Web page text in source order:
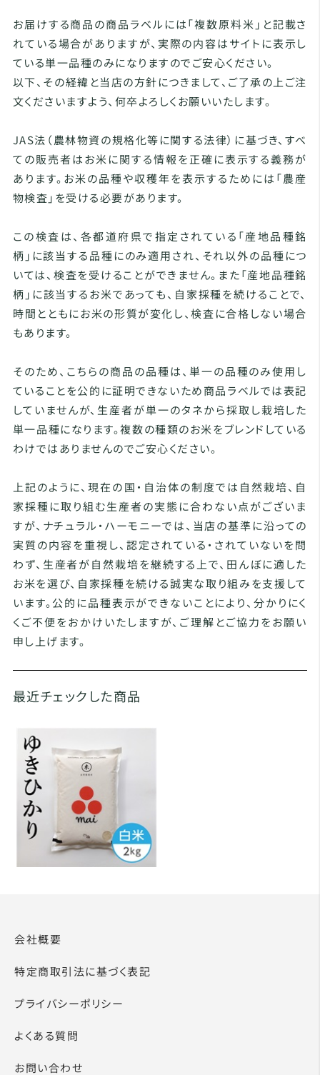
お届けする商品の商品ラベルには「複数原料米」と記載さ
れている場合がありますが、実際の内容はサイトに表示し
ている単一品種のみになりますのでご安心ください。
以下、その経緯と当店の方針につきまして、ご了承の上ご注
文くださいますよう、何卒よろしくお願いいたします。
JAS法（農林物資の規格化等に関する法律）に基づき、すべ
ての販売者はお米に関する情報を正確に表示する義務が
あります。お米の品種や収穫年を表示するためには「農産
物検査」を受ける必要があります。
この検査は、各都道府県で指定されている「産地品種銘
柄」に該当する品種にのみ適用され、それ以外の品種につ
いては、検査を受けることができません。また「産地品種銘
柄」に該当するお米であっても、自家採種を続けることで、
時間とともにお米の形質が変化し、検査に合格しない場合
もあります。
そのため、こちらの商品の品種は、単一の品種のみ使用し
ていることを公的に証明できないため商品ラベルでは表記
していませんが、生産者が単一のタネから採取し栽培した
単一品種になります。複数の種類のお米をブレンドしている
わけではありませんのでご安心ください。
上記のように、現在の国・自治体の制度では自然栽培、自
家採種に取り組む生産者の実態に合わない点がございま
すが、ナチュラル・ハーモニーでは、当店の基準に沿っての
実質の内容を重視し、認定されている・されていないを問
わず、生産者が自然栽培を継続する上で、田んぼに適した
お米を選び、自家採種を続ける誠実な取り組みを支援して
います。公的に品種表示ができないことにより、分かりにく
くご不便をおかけいたしますが、ご理解とご協力をお願い
申し上げます。
最近チェックした商品
会社概要
特定商取引法に基づく表記
プライバシーポリシー
よくある質問
お問い合わせ